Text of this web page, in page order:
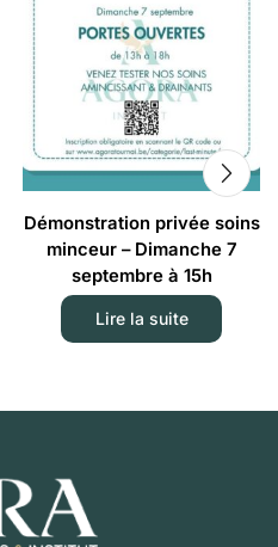
Démonstration privée soins
minceur – Dimanche 7
septembre à 15h
Lire la suite